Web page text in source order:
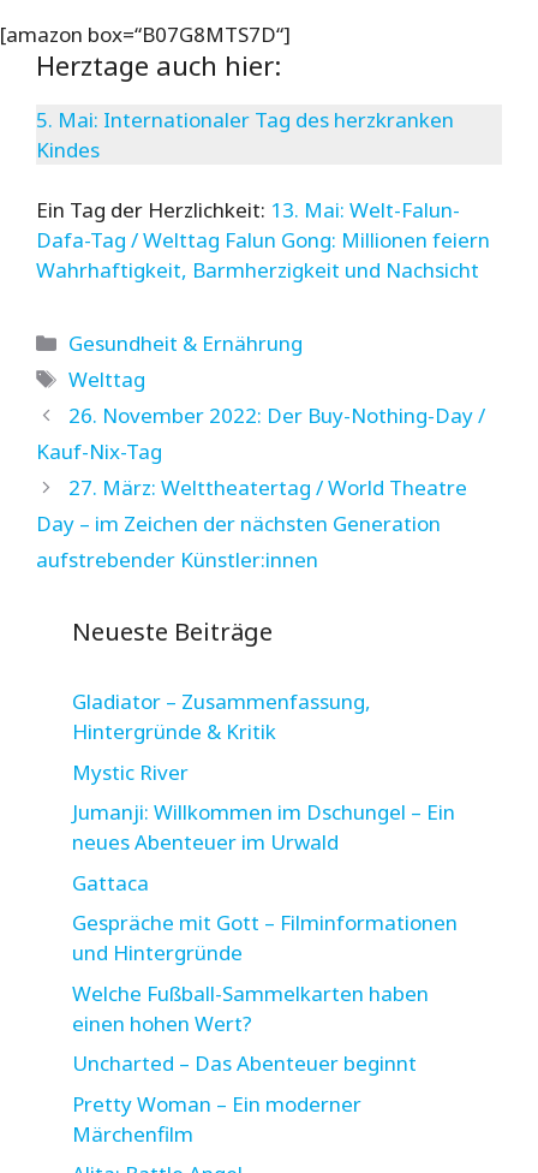
[amazon box=“B07G8MTS7D“]
Herztage auch hier:
5. Mai: Internationaler Tag des herzkranken
Kindes
Ein Tag der Herzlichkeit: 13. Mai: Welt-Falun-
Dafa-Tag / Welttag Falun Gong: Millionen feiern
Wahrhaftigkeit, Barmherzigkeit und Nachsicht
Kategorien
Gesundheit & Ernährung
Schlagwörter
Welttag
26. November 2022: Der Buy-Nothing-Day /
Kauf-Nix-Tag
27. März: Welttheatertag / World Theatre
Day – im Zeichen der nächsten Generation
aufstrebender Künstler:innen
Neueste Beiträge
Gladiator – Zusammenfassung,
Hintergründe & Kritik
Mystic River
Jumanji: Willkommen im Dschungel – Ein
neues Abenteuer im Urwald
Gattaca
Gespräche mit Gott – Filminformationen
und Hintergründe
Welche Fußball-Sammelkarten haben
einen hohen Wert?
Uncharted – Das Abenteuer beginnt
Pretty Woman – Ein moderner
Märchenfilm